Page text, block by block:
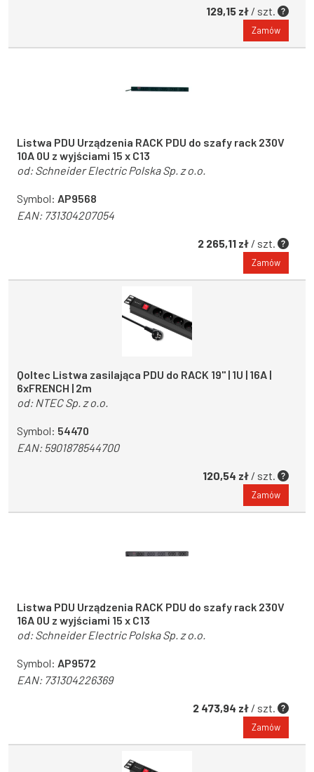
129,15 zł / szt.
Zamów
Listwa PDU Urządzenia RACK PDU do szafy rack 230V
10A 0U z wyjściami 15 x C13
od:Schneider Electric Polska Sp. z o.o.
Symbol: AP9568
EAN: 731304207054
2 265,11 zł / szt.
Zamów
Qoltec Listwa zasilająca PDU do RACK 19'' | 1U | 16A |
6xFRENCH | 2m
od: NTEC Sp. z o.o.
Symbol: 54470
EAN:5901878544700
120,54 zł / szt.
Zamów
Listwa PDU Urządzenia RACK PDU do szafy rack 230V
16A 0U z wyjściami 15 x C13
od:Schneider Electric Polska Sp. z o.o.
Symbol: AP9572
EAN: 731304226369
2 473,94 zł / szt.
Zamów